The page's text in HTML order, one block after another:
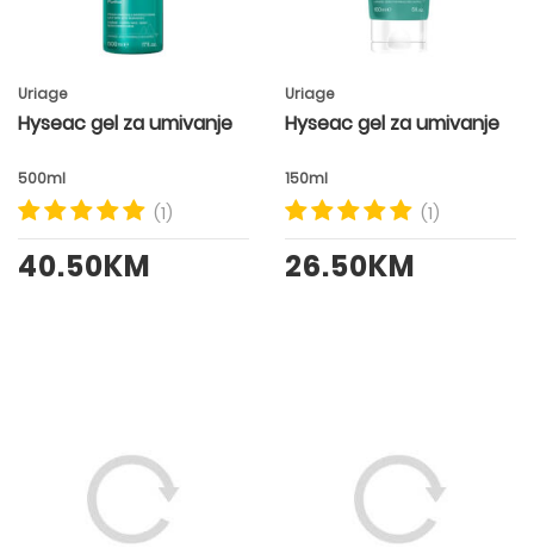
Uriage
Hyseac gel za umivanje
500ml
(1)
40.50KM
Uriage
Hyseac gel za umivanje
150ml
(1)
26.50KM